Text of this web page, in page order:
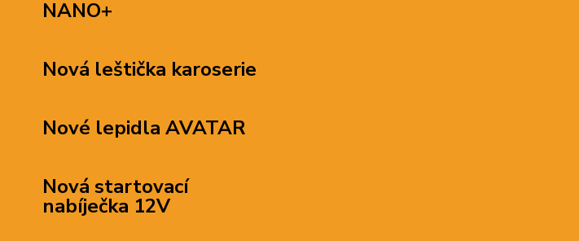
NANO+
Nová leštička karoserie
Nové lepidla AVATAR
Nová startovací
nabíječka 12V